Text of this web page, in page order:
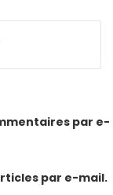
par e-
par e-mail.